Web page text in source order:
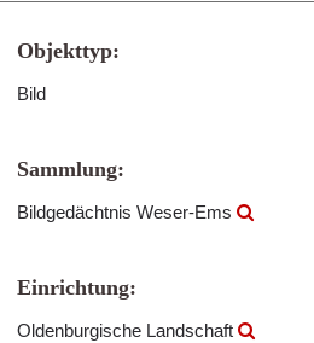
Objekttyp:
Bild
Sammlung:
Bildgedächtnis Weser-Ems
Einrichtung:
Oldenburgische Landschaft